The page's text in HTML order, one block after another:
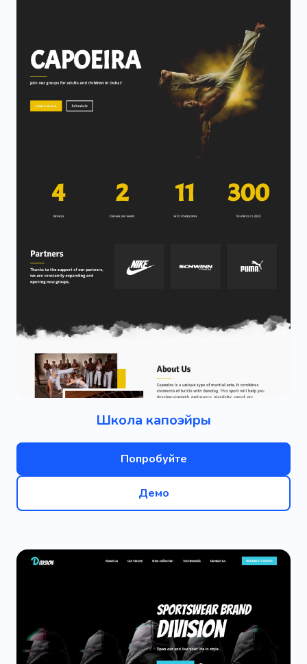
Школа капоэйры
Попробуйте
Демо